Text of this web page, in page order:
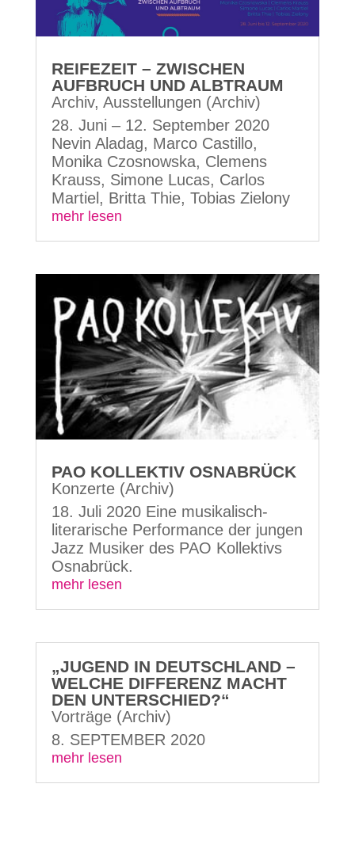
REIFEZEIT – ZWISCHEN
AUFBRUCH UND ALBTRAUM
Archiv, Ausstellungen (Archiv)
28. Juni – 12. September 2020
Nevin Aladag, Marco Castillo,
Monika Czosnowska, Clemens
Krauss, Simone Lucas, Carlos
Martiel, Britta Thie, Tobias Zielony
mehr lesen
PAO KOLLEKTIV OSNABRÜCK
Konzerte (Archiv)
18. Juli 2020 Eine musikalisch-
literarische Performance der jungen
Jazz Musiker des PAO Kollektivs
Osnabrück.
mehr lesen
„JUGEND IN DEUTSCHLAND –
WELCHE DIFFERENZ MACHT
DEN UNTERSCHIED?“
Vorträge (Archiv)
8. SEPTEMBER 2020
mehr lesen